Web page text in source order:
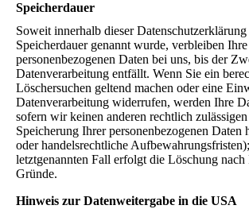
Speicherdauer
Soweit innerhalb dieser
Speicherdauer genannt wurde, verbleiben Ihre
personenbezogenen Daten bei uns, bis der
Datenverarbeitung entfällt. Wenn Sie ein
Löschersuchen geltend machen oder eine
Datenverarbeitung widerrufen, werden Ihre
sofern wir keinen anderen rechtlich
Speicherung Ihrer personenbezogenen Daten
oder handelsrechtliche
letztgenannten Fall erfolgt die Löschung
Gründe.
Hinweis zur Datenweitergabe in die USA